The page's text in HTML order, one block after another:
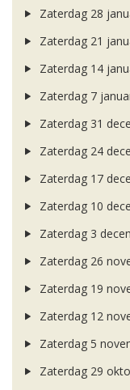
Zaterdag 28
Zaterdag 21
Zaterdag 14
Zaterdag 7
Zaterdag 31
Zaterdag 24
Zaterdag 17
Zaterdag 10
Zaterdag 3
Zaterdag 26
Zaterdag 19
Zaterdag 12
Zaterdag 5
Zaterdag 29